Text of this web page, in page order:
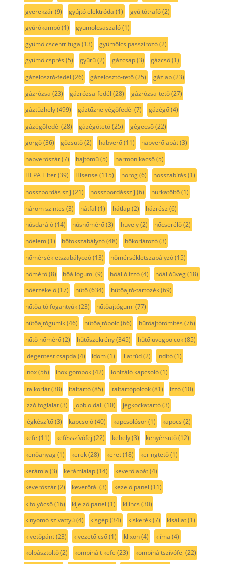
gyerekzár(9) gyújtó elektróda (1) gyújtótrafó(2)
gyúrókampó(1) gyümölcsaszaló(1)
gyümölcscentrifuga (13) gyümölcs passzírozó(2)
gyümölcsprés (5) gyűrű(2) gázcsap(3) gázcső(1)
gázelosztó-fedél (26) gázelosztó-tető(25) gázlap(23)
gázrózsa (23) gázrózsa-fedél (28) gázrózsa-tető(27)
gáztűzhely(499) gáztűzhelyégőfedél (7) gázégő(4)
gázégőfedél (28) gázégőtető(25) gégecső(22)
görgő(36) gőzsütő(2) habverő(11) habverőlapát(3)
habverőszár(7) hajtómű(5) harmonikacső(5)
HEPA Filter(39) Hisense (115) horog(6) hosszabítás (1)
hosszbordás szíj (21) hosszbordásszíj (6) hurkatöltő(1)
három szintes (3) hátfal (1) hátlap(2) házrész (6)
húsdaráló(14) húshőmérő(3) hüvely(2) hőcserélő(2)
hőelem(1) hőfokszabályzó(48) hőkorlátozó(3)
hőmérsékletszabályozó(13) hőmérsékletszabályzó(15)
hőmérő(8) hőállógumi (9) hőálló izzó(4) hőállóüveg(18)
hőérzékelő(17) hűtő(634) hűtőajtó-tartozék(69)
hűtőajtó fogantyúk(23) hűtőajtógumi (77)
hűtőajtógumik(46) hűtőajtópolc(66) hűtőajtótömítés (76)
hűtő hőmérő(2) hűtőszekrény(345) hűtő üvegpolcok(85)
idegentest csapda (4) idom(1) illatrúd(2) indító(1)
inox(56) inox gombok(42) ionizáló kapcsoló(1)
italkorlát(38) italtartó(85) italtartópolcok(81) izzó(10)
izzó foglalat(3) jobb oldali (10) jégkockatartó(3)
jégkészítő(3) kapcsoló(40) kapcsolósor(1) kapocs (2)
kefe (11) kefésszívófej (22) kehely(3) kenyérsütő(12)
kenőanyag(1) kerek(28) keret(18) keringtető(1)
kerámia (3) kerámialap(14) keverőlapát(4)
keverőszár(2) keverőtál (3) kezelő panel (11)
kifolyócső(16) kijelző panel (1) kilincs (30)
kinyomó szivattyú(4) kisgép(34) kiskerék(7) kisállat(1)
kivetőpánt(23) kivezető cső(1) klixon(4) klíma (4)
kolbásztöltő(2) kombinált kefe (23) kombináltszívófej (22)